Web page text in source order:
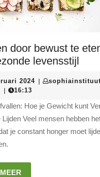
door bewust te
levensstijl
Tips
voor
202407|
| 16:13
Hoe je Gewicht kunt
Lijden Veel mensen hebben
je constant honger moet